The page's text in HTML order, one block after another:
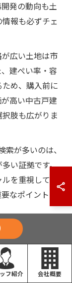
発の動向も土
報も必ずチェ
広い土地は市
建ぺい率・容
め、購入前に
高い中古戸建
肢も広がりま
索が多いのは、
い証拠です。
を重視して選
なポイントと
めの必須
フ紹介
会社概要